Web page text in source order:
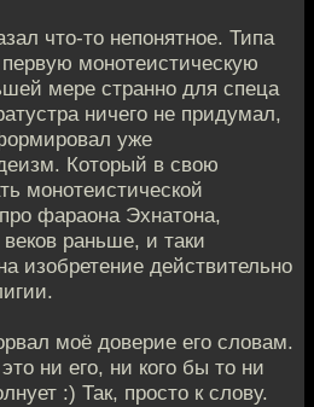
что-то непонятное. Типа
монотеистическую
мере странно для спеца
ничего не придумал,
уже
Который в свою
монотеистической
фараона Эхнатона,
раньше, и таки
изобретение действительно
моё доверие его словам.
ни его, ни кого бы то ни
:) Так, просто к слову.